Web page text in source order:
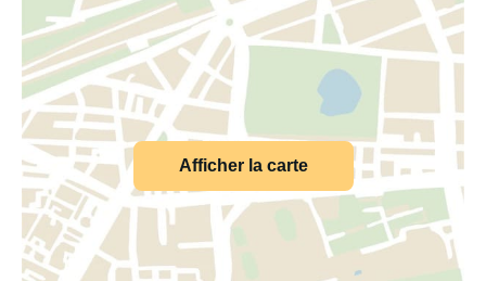
Afficher la carte